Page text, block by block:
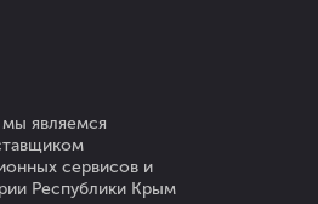
являемся
сервисов и
Республики Крым